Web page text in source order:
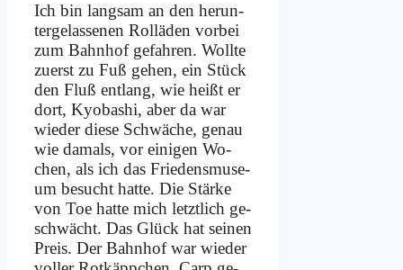
Ich bin lang­sam an den her­un­
ter­ge­las­se­nen Rolläden vor­bei
zum Bahn­hof ge­fah­ren. Woll­te
zu­erst zu Fuß ge­hen, ein Stück
den Fluß ent­lang, wie heißt er
dort, Kyo­ba­shi, aber da war
wie­der die­se Schwä­che, ge­nau
wie da­mals, vor ei­ni­gen Wo­
chen, als ich das Frie­dens­mu­se­
um be­sucht hat­te. Die Stär­ke
von Toe hat­te mich letzt­lich ge­
schwächt. Das Glück hat sei­nen
Preis. Der Bahn­hof war wie­der